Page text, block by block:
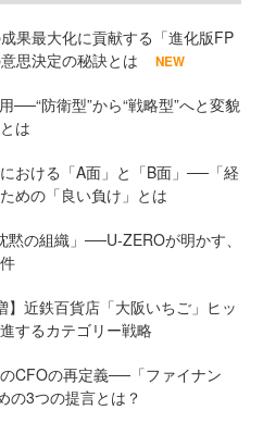
果最大化に貢献する「進化版FP
思決定の秘訣とは
NEW
──“防衛型”から“戦略型”へと変貌
は
おける「A面」と「B面」──「経
めの「良い負け」とは
の組織」──U-ZEROが明かす、
】近鉄百貨店「大阪いちご」ヒッ
するカテゴリー戦略
CFOの再定義──「ファイナン
の3つの提言とは？